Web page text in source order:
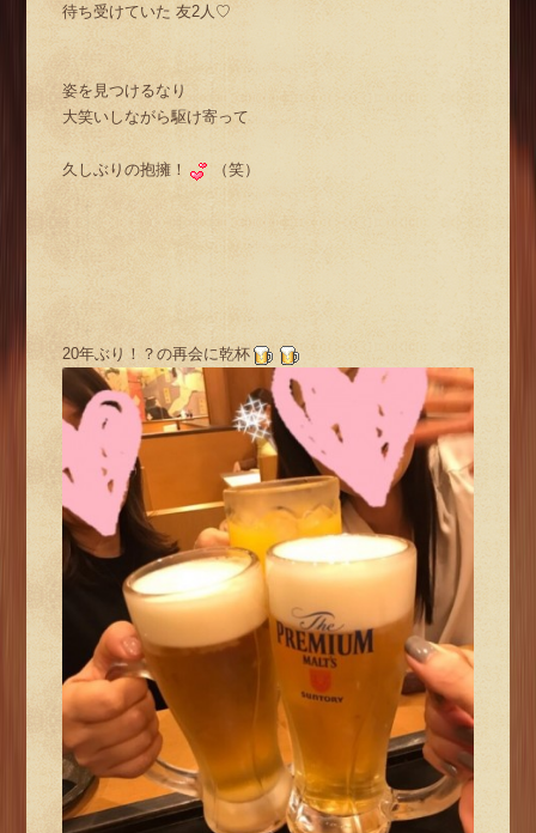
待ち受けていた 友2人♡
姿を見つけるなり
大笑いしながら駆け寄って
久しぶりの抱擁！ （笑）
20年ぶり！？の再会に乾杯